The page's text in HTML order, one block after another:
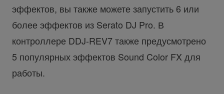
эффектов, вы также можете запустить 6 или
более эффектов из Serato DJ Pro. В
контроллере DDJ-REV7 также предусмотрено
5 популярных эффектов Sound Color FX для
работы.